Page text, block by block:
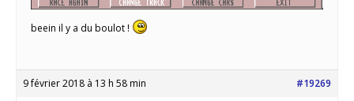
beein il y a du boulot !
9 février 2018 à 13 h 58 min #19269